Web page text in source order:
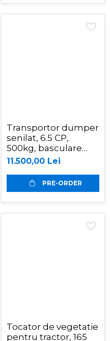
Transportor dumper
senilat, 6.5 CP,
500kg, basculare
mecanica, Graecus
11.500,00 Lei
PRE-ORDER
Tocator de vegetatie
pentru tractor, 165